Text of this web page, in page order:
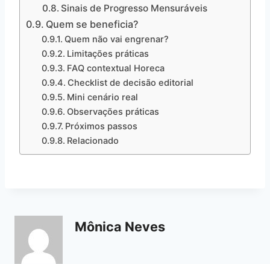
Sinais de Progresso Mensuráveis
Quem se beneficia?
Quem não vai engrenar?
Limitações práticas
FAQ contextual Horeca
Checklist de decisão editorial
Mini cenário real
Observações práticas
Próximos passos
Relacionado
Mônica Neves